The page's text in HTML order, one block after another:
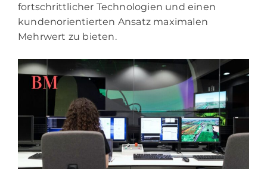
fortschrittlicher Technologien und einen
kundenorientierten Ansatz maximalen
Mehrwert zu bieten.